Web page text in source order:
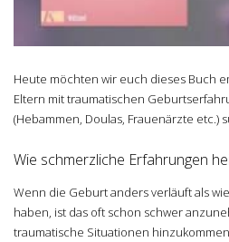
Heute möchten wir euch dieses Buch
Eltern mit traumatischen
(Hebammen, Doulas, Frauenärzte etc.)
Wie schmerzliche Erfahrungen
Wenn die Geburt anders verläuft als
haben, ist das oft schon schwer
traumatische Situationen